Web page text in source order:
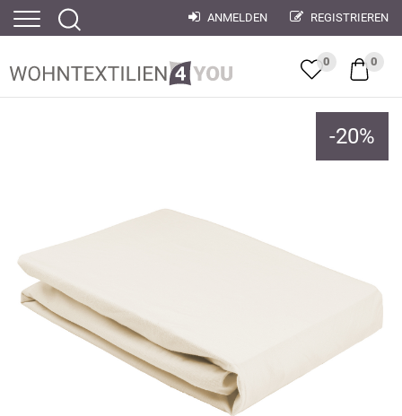
ANMELDEN REGISTRIEREN
0 0
-20%